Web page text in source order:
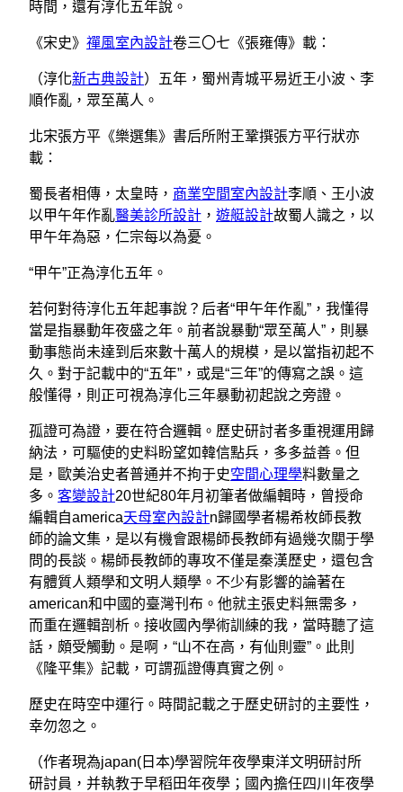
時間，還有淳化五年說。
《宋史》 禪風室內設計卷三〇七《張雍傳》載：
（淳化新古典設計）五年，蜀州青城平易近王小波、李
順作亂，眾至萬人。
北宋張方平《樂選集》書后所附王鞏撰張方平行狀亦
載：
蜀長者相傳，太皇時， 商業空間室內設計李順、王小波
以甲午年作亂醫美診所設計 ， 遊艇設計故蜀人識之，以
甲午年為惡，仁宗每以為憂。
“甲午”正為淳化五年。
若何對待淳化五年起事說？后者“甲午年作亂”，我懂得
當是指暴動年夜盛之年。前者說暴動“眾至萬人”，則暴
動事態尚未達到后來數十萬人的規模，是以當指初起不
久。對于記載中的“五年”，或是“三年”的傳寫之誤。這
般懂得，則正可視為淳化三年暴動初起說之旁證。
孤證可為證，要在符合邏輯。歷史研討者多重視運用歸
納法，可驅使的史料盼望如韓信點兵，多多益善。但
是，歐美治史者普通并不拘于史空間心理學料數量之
多。 客變設計20世紀80年月初筆者做編輯時，曾授命
編輯自america天母室內設計n歸國學者楊希枚師長教
師的論文集，是以有機會跟楊師長教師有過幾次關于學
問的長談。楊師長教師的專攻不僅是秦漢歷史，還包含
有體質人類學和文明人類學。不少有影響的論著在
american和中國的臺灣刊布。他就主張史料無需多，
而重在邏輯剖析。接收國內學術訓練的我，當時聽了這
話，頗受觸動。是啊，“山不在高，有仙則靈”。此則
《隆平集》記載，可謂孤證傳真實之例。
歷史在時空中運行。時間記載之于歷史研討的主要性，
幸勿忽之。
（作者現為japan(日本)學習院年夜學東洋文明研討所
研討員，并執教于早稻田年夜學；國內擔任四川年夜學